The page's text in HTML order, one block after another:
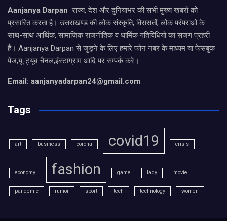
Aanjanya Darpan राज्य, देश और दुनियाभर की सभी मुख्य खबरों को
प्रसारित करता है। उत्तराखण्ड की लोक संस्कृति, विरासतों, लोक परंपराओ के
साथ-साथ आर्थिक, सामाजिक राजनीतिक व धार्मिक गतिविधियों का सजग प्रहरी
है। Aanjanya Darpan से जुड़ने के लिए हमारे फोन नंबर के माध्यम या फेसबुक
पेज,यू-ट्यूब चैनल,इंस्टाग्राम आदि पर सम्पर्क करे।
Email: aanjanyadarpan24@gmail.com
Tags
art business corona covid19 crisis
economy fashion game lady movie
pandemic rumor sport tech technology women